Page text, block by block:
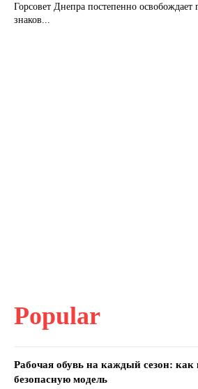
Горсовет Днепра постепенно освобождает
знаков...
Popular
Рабочая обувь на каждый сезон:
безопасную модель